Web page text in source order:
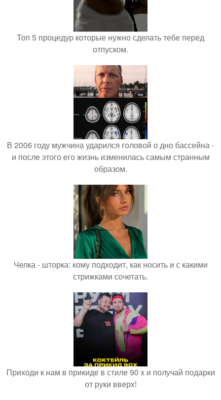
Топ 5 процедур которые нужно сделать тебе перед
отпуском.
В 2006 году мужчина ударился головой о дно бассейна -
и после этого его жизнь изменилась самым странным
образом.
Челка - шторка: кому подходит, как носить и с какими
стрижками сочетать.
Приходи к нам в прикиде в стиле 90 х и получай подарки
от руки вверх!